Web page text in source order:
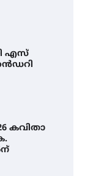
എസ്
കവിതാ